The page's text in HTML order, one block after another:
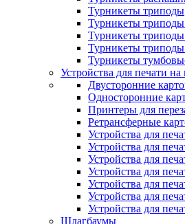
Турникеты триподы
Турникеты триподы
Турникеты
Турникеты
Турникеты
Устройства для печати
Двусторонние
Односторонние
Принтеры для
Ретрансферные
Устройства для
Устройства для
Устройства для
Устройства для
Устройства для
Устройства для
Устройства для
Шлагбаумы